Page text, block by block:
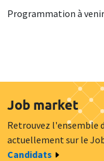
Programmation à venir
Job market
Retrouvez l'ensemble
actuellement sur le
Candidats